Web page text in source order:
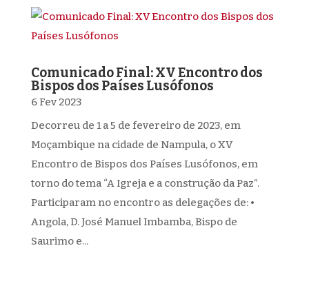
Comunicado Final: XV Encontro dos
Bispos dos Países Lusófonos
6 Fev 2023
Decorreu de 1 a 5 de fevereiro de 2023, em
Moçambique na cidade de Nampula, o XV
Encontro de Bispos dos Países Lusófonos, em
torno do tema “A Igreja e a construção da Paz”.
Participaram no encontro as delegações de: •
Angola, D. José Manuel Imbamba, Bispo de
Saurimo e...